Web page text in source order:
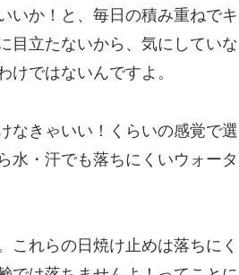
いか！ と、毎日の積み重ねでキ
目立たないから、気にしていな
ではないんですよ。
なきゃいい！ くらいの感覚で選
水・汗でも落ちにくいウォータ
これらの日焼け止めは落ちにく